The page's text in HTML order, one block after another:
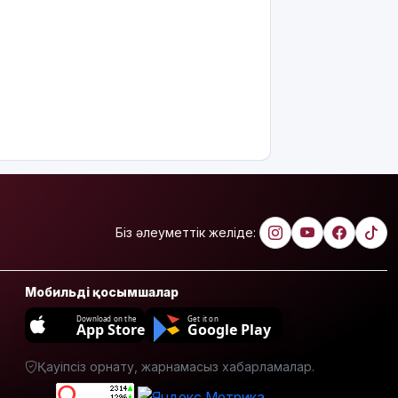
Белгілі
қамауға
алынды
Мектеп
енді БЖБ
мен ТЖБ
Біз әлеуметтік желіде:
Мобильді қосымшалар
Download on the
App Store
Get it on
Google Play
Қауіпсіз орнату, жарнамасыз хабарламалар.